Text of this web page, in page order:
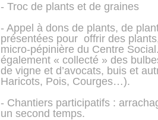
- Troc de plants et de graines
- Appel à dons de plants, de
présentées pour  offrir des
micro-pépinière du Centre
également « collecté » des
de vigne et d’avocats, buis et
Haricots, Pois, Courges…).
- Chantiers participatifs :
un second temps.